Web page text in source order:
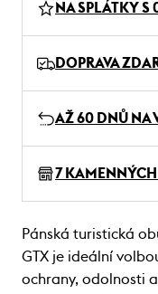
NA SPLÁTKY S
DOPRAVA
AŽ 60 DNŮ NA
7 KAMENNÝCH
Pánská turistická
GTX je ideální
ochrany, odolnosti